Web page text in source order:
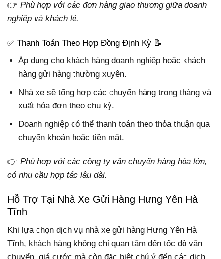
👉 Phù hợp với các đơn hàng giao thương giữa doanh
nghiệp và khách lẻ.
✅ Thanh Toán Theo Hợp Đồng Định Kỳ 📝
Áp dụng cho khách hàng doanh nghiệp hoặc khách
hàng gửi hàng thường xuyên.
Nhà xe sẽ tổng hợp các chuyến hàng trong tháng và
xuất hóa đơn theo chu kỳ.
Doanh nghiệp có thể thanh toán theo thỏa thuận qua
chuyển khoản hoặc tiền mặt.
👉 Phù hợp với các công ty vận chuyển hàng hóa lớn,
có nhu cầu hợp tác lâu dài.
Hỗ Trợ Tại Nhà Xe Gửi Hàng Hưng Yên Hà
Tĩnh
Khi lựa chọn dịch vụ nhà xe gửi hàng Hưng Yên Hà
Tĩnh, khách hàng không chỉ quan tâm đến tốc độ vận
chuyển, giá cước mà còn đặc biệt chú ý đến các dịch